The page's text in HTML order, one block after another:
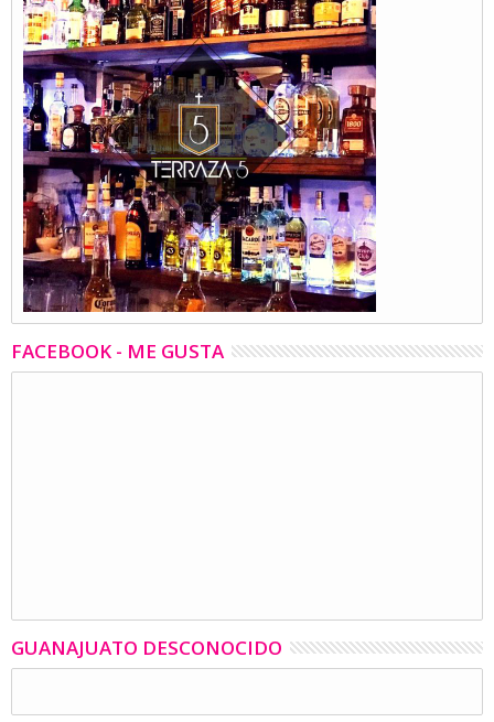
FACEBOOK - ME GUSTA
GUANAJUATO DESCONOCIDO